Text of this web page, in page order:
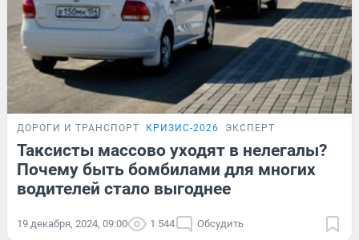
ДОРОГИ И ТРАНСПОРТ КРИЗИС-2026 ЭКСПЕРТ
Таксисты массово уходят в нелегалы?
Почему быть бомбилами для многих
водителей стало выгоднее
19 декабря, 2024, 09:00 1 544 Обсудить